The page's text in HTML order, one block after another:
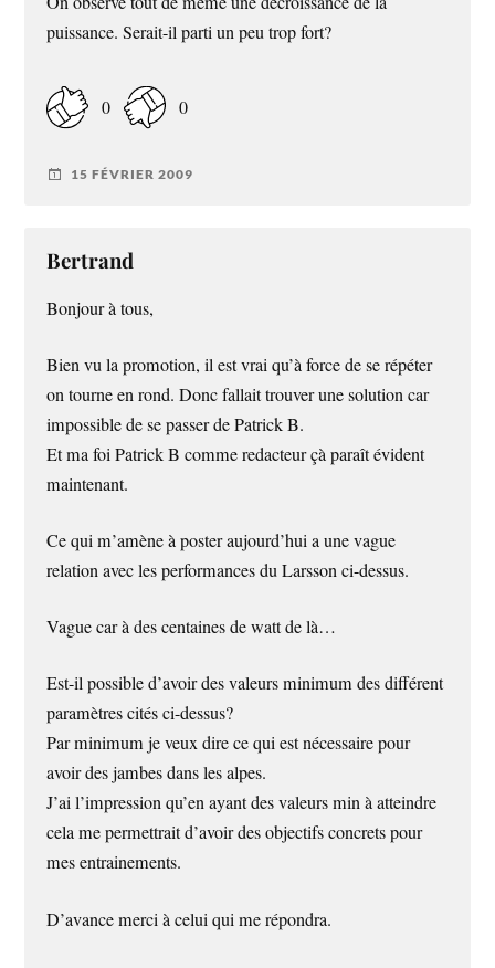
puissance. Serait-il parti un peu trop fort?
0 0
15 FÉVRIER 2009
Bertrand
Bonjour à tous,
Bien vu la promotion, il est vrai qu’à force de se répéter
on tourne en rond. Donc fallait trouver une solution car
impossible de se passer de Patrick B.
Et ma foi Patrick B comme redacteur çà paraît évident
maintenant.
Ce qui m’amène à poster aujourd’hui a une vague
relation avec les performances du Larsson ci-dessus.
Vague car à des centaines de watt de là…
Est-il possible d’avoir des valeurs minimum des différent
paramètres cités ci-dessus?
Par minimum je veux dire ce qui est nécessaire pour
avoir des jambes dans les alpes.
J’ai l’impression qu’en ayant des valeurs min à atteindre
cela me permettrait d’avoir des objectifs concrets pour
mes entrainements.
D’avance merci à celui qui me répondra.